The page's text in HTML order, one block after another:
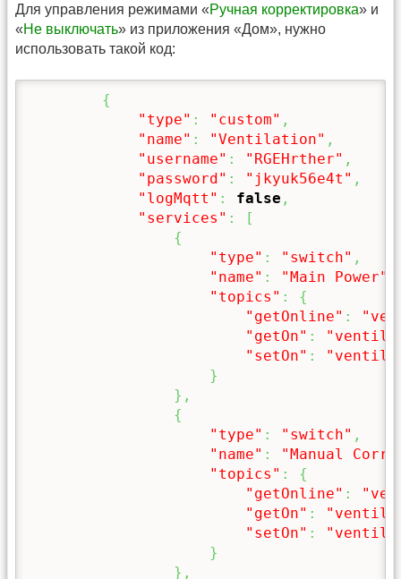
Для управления режимами «Ручная корректировка» и
«Не выключать» из приложения «Дом», нужно
использовать такой код:
{
"type" : "custom" ,
"name" : "Ventilation" ,
"username" : "RGEHrther" ,
"password" : "jkyuk56e4t" ,
"logMqtt" : false ,
"services" :
[
{
"type" : "switch" ,
"name" : "Main Power"
"topics" :
{
"getOnline" :
"getOn" :
"setOn" :
}
} ,
{
"type" : "switch" ,
"name" :
"Manual
"topics" :
{
"getOnline" :
"getOn" :
"setOn" :
}
} ,